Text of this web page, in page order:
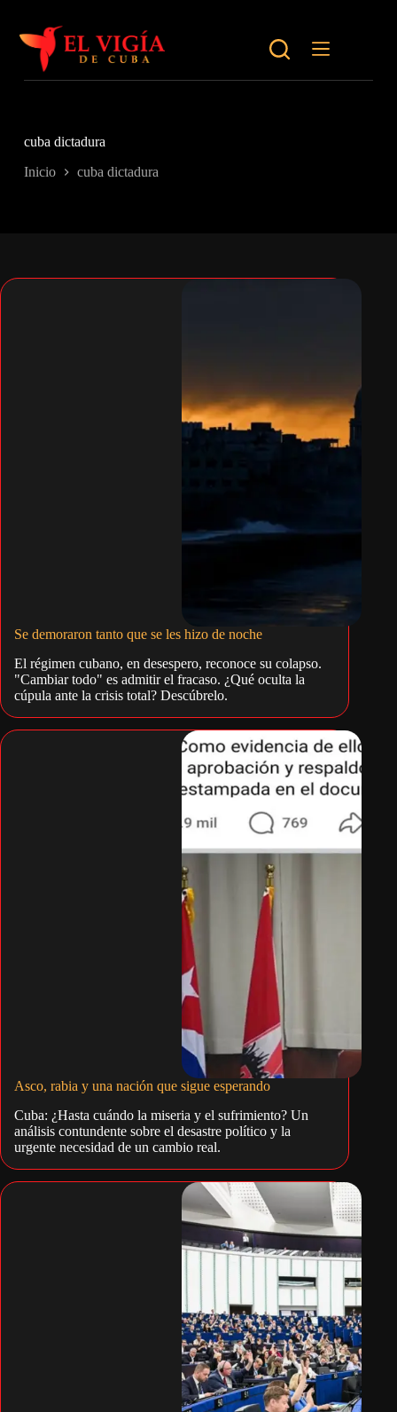
contenido
cuba dictadura
Inicio cuba dictadura
Se demoraron tanto que se les hizo de noche
El régimen cubano, en desespero, reconoce su colapso.
"Cambiar todo" es admitir el fracaso. ¿Qué oculta la
cúpula ante la crisis total? Descúbrelo.
Asco, rabia y una nación que sigue esperando
Cuba: ¿Hasta cuándo la miseria y el sufrimiento? Un
análisis contundente sobre el desastre político y la
urgente necesidad de un cambio real.